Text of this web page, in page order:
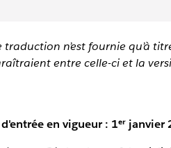
traduction n’est fournie qu’à
entre celle-ci et la
en vigueur : 1ᵉʳ janvier